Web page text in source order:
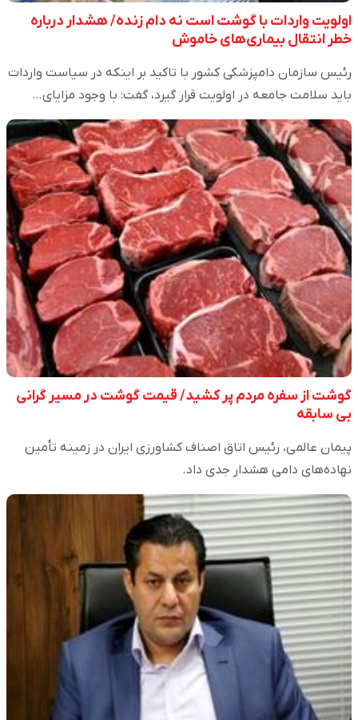
اولویت واردات با گوشت است نه دام زنده/ هشدار درباره
خطر انتقال بیماری‌های خاموش
رئیس سازمان دامپزشکی کشور با تاکید بر اینکه در سیاست واردات
باید سلامت جامعه در اولویت قرار گیرد، گفت: با وجود مزایای…
گوشت از سفره مردم پر کشید/ قیمت گوشت در مسیر گرانی
بی سابقه
پیمان عالمی، رئیس اتاق اصناف کشاورزی ایران در زمینه تأمین
نهاده‌های دامی هشدار جدی داد.